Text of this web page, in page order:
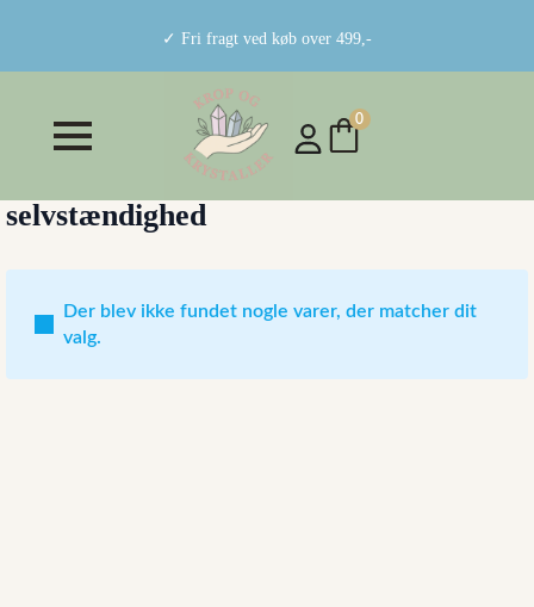
✓ Fri fragt ved køb over 499,-
0
selvstændighed
Der blev ikke fundet nogle varer, der matcher dit
valg.